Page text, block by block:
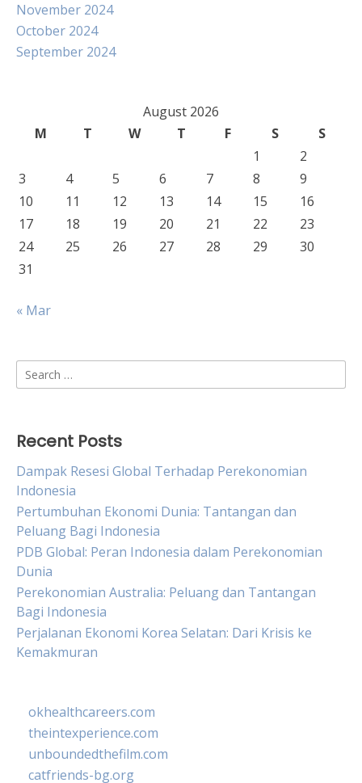
November 2024
October 2024
September 2024
August 2026
M
T W T F S
S
1
2
3
4 5 6 7 8
9
10
11 12 13 14 15
16
17
18 19 20 21 22
23
24
25 26 27 28 29
30
31
« Mar
Search
for:
Recent Posts
Dampak Resesi Global Terhadap Perekonomian
Indonesia
Pertumbuhan Ekonomi Dunia: Tantangan dan
Peluang Bagi Indonesia
PDB Global: Peran Indonesia dalam Perekonomian
Dunia
Perekonomian Australia: Peluang dan Tantangan
Bagi Indonesia
Perjalanan Ekonomi Korea Selatan: Dari Krisis ke
Kemakmuran
okhealthcareers.com
theintexperience.com
unboundedthefilm.com
catfriends-bg.org